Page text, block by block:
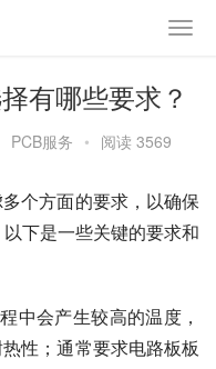
有哪些要求？
PCB服务 • 阅读 3569
个方面的要求，以确保
下是一些关键的要求和
中会产生较高的温度，
性；通常要求电路板板